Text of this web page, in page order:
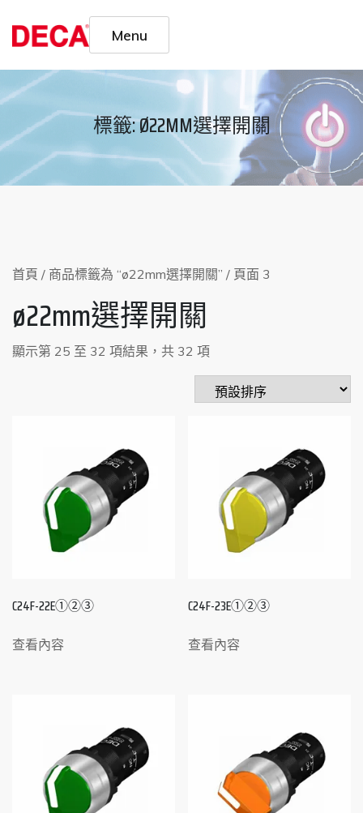
Menu
標籤:Ø22MM選擇開關
首頁 / 商品標籤為 “ø22mm選擇開關” / 頁面 3
ø22mm選擇開關
顯示第 25 至 32 項結果，共 32 項
C24F-22E①②③
查看內容
C24F-23E①②③
查看內容